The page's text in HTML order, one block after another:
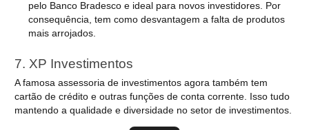
pelo Banco Bradesco e ideal para novos investidores. Por
consequência, tem como desvantagem a falta de produtos
mais arrojados.
7. XP Investimentos
A famosa assessoria de investimentos agora também tem
cartão de crédito e outras funções de conta corrente. Isso tudo
mantendo a qualidade e diversidade no setor de investimentos.